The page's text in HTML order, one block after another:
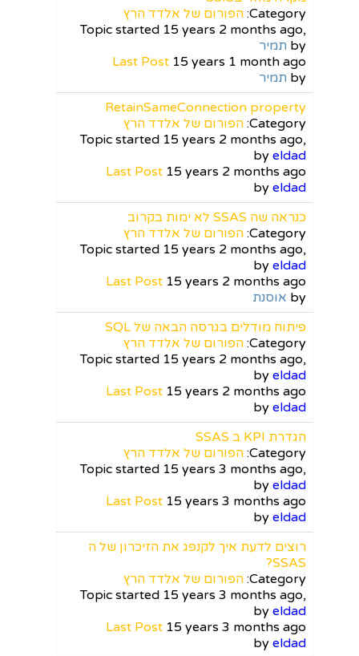
Category: הפורום של אלדד הרץ
Topic started 15 years 2 months ago,
by תמיר
Last Post 15 years 1 month ago
by תמיר
RetainSameConnection property
Category: הפורום של אלדד הרץ
Topic started 15 years 2 months ago,
by eldad
Last Post 15 years 2 months ago
by eldad
כנראה שה SSAS לא ימות בקרוב
Category: הפורום של אלדד הרץ
Topic started 15 years 2 months ago,
by eldad
Last Post 15 years 2 months ago
by אוסנת
פיתוח מודלים בגרסה הבאה של SQL
Category: הפורום של אלדד הרץ
Topic started 15 years 2 months ago,
by eldad
Last Post 15 years 2 months ago
by eldad
הגדרת KPI ב SSAS
Category: הפורום של אלדד הרץ
Topic started 15 years 3 months ago,
by eldad
Last Post 15 years 3 months ago
by eldad
רוצים לדעת איך לקנפג את הזיכרון של ה
SSAS?
Category: הפורום של אלדד הרץ
Topic started 15 years 3 months ago,
by eldad
Last Post 15 years 3 months ago
by eldad